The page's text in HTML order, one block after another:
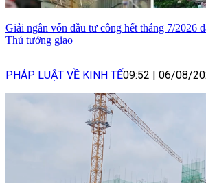
Giải ngân vốn đầu tư công hết tháng 7/2026
Thủ tướng giao
PHÁP LUẬT VỀ KINH TẾ09:52 | 06/08/